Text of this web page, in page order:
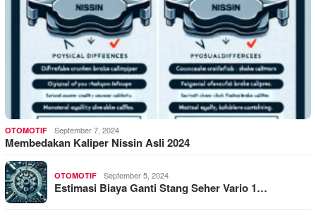
OTOMOTIF September 7, 2024
Membedakan Kaliper Nissin Asli 2024
OTOMOTIF September 5, 2024
Estimasi Biaya Ganti Stang Seher Vario 1…